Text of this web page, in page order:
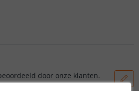
door onze klanten.